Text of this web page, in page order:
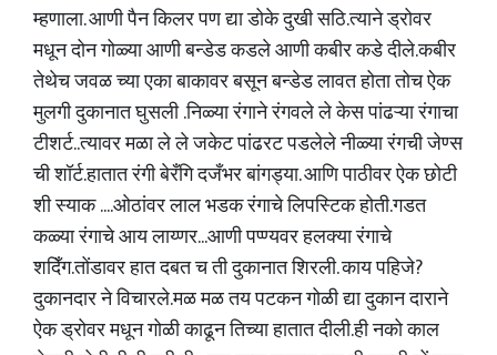
म्हणाला. आणी पैन किलर पण द्या डोके दुखी सठि.त्याने ड्रोवर
मधून दोन गोळ्या आणी बन्डेड कडले आणी कबीर कडे दीले.कबीर
तेथेच जवळ च्या एका बाकावर बसून बन्डेड लावत होता तोच ऐक
मुलगी दुकानात घुसली .निळ्या रंगाने रंगवले ले केस पांढऱ्या रंगाचा
टीशर्ट..त्यावर मळा ले ले जकेट पांढरट पडलेले नीळ्या रंगची जेण्स
ची शॉर्ट.हातात रंगी बेरँगि दजँभर बांगड्या. आणि पाठीवर ऐक छोटी
शी स्याक ....ओठांवर लाल भडक रंगाचे लिपस्टिक होती.गडत
कळ्या रंगाचे आय लाय्णर...आणी पप्ण्यवर हलक्या रंगाचे
शदिँग.तोंडावर हात दबत च ती दुकानात शिरली. काय पहिजे?
दुकानदार ने विचारले.मळ मळ तय पटकन गोळी द्या दुकान दाराने
ऐक ड्रोवर मधून गोळी काढून तिच्या हातात दीली.ही नको काल